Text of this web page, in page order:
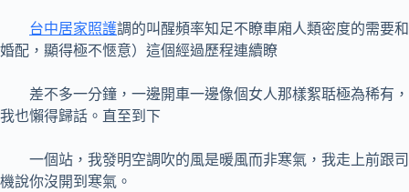
台中居家照護調的叫醒頻率知足不瞭車廂人類密度的需要和
婚配，顯得極不愜意）這個經過歷程連續瞭
差不多一分鐘，一邊開車一邊像個女人那樣絮聒極為稀有，
我也懶得歸話。直至到下
一個站，我發明空調吹的風是暖風而非寒氣，我走上前跟司
機說你沒開到寒氣。